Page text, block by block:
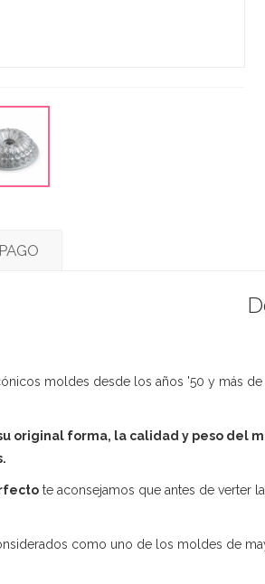
moldes desde los años '50 y más
original forma, la calidad y peso
te aconsejamos que antes de verter
como uno de los moldes de